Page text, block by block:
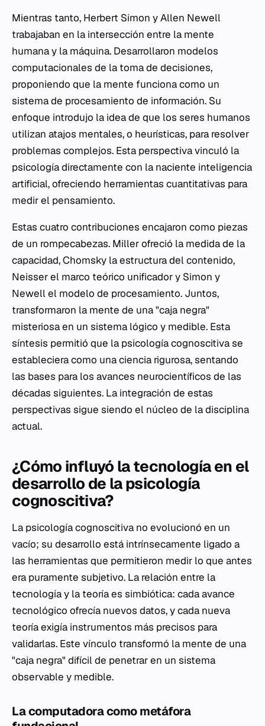
Mientras tanto, Herbert Simon y Allen Newell
trabajaban en la intersección entre la mente
humana y la máquina. Desarrollaron modelos
computacionales de la toma de decisiones,
proponiendo que la mente funciona como un
sistema de procesamiento de información. Su
enfoque introdujo la idea de que los seres humanos
utilizan atajos mentales, o heurísticas, para resolver
problemas complejos. Esta perspectiva vinculó la
psicología directamente con la naciente inteligencia
artificial, ofreciendo herramientas cuantitativas para
medir el pensamiento.
Estas cuatro contribuciones encajaron como piezas
de un rompecabezas. Miller ofreció la medida de la
capacidad, Chomsky la estructura del contenido,
Neisser el marco teórico unificador y Simon y
Newell el modelo de procesamiento. Juntos,
transformaron la mente de una "caja negra"
misteriosa en un sistema lógico y medible. Esta
síntesis permitió que la psicología cognoscitiva se
estableciera como una ciencia rigurosa, sentando
las bases para los avances neurocientíficos de las
décadas siguientes. La integración de estas
perspectivas sigue siendo el núcleo de la disciplina
actual.
¿Cómo influyó la tecnología en el
desarrollo de la psicología
cognoscitiva?
La psicología cognoscitiva no evolucionó en un
vacío; su desarrollo está intrínsecamente ligado a
las herramientas que permitieron medir lo que antes
era puramente subjetivo. La relación entre la
tecnología y la teoría es simbiótica: cada avance
tecnológico ofrecía nuevos datos, y cada nueva
teoría exigía instrumentos más precisos para
validarlas. Este vínculo transformó la mente de una
"caja negra" difícil de penetrar en un sistema
observable y medible.
La computadora como metáfora